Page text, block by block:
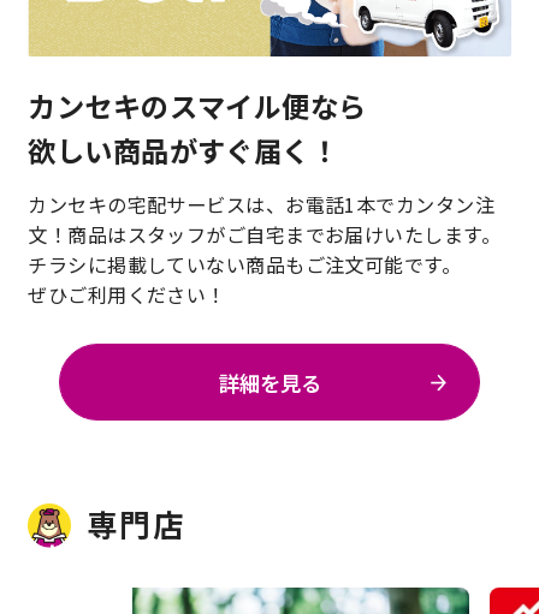
カンセキのスマイル便なら
欲しい商品がすぐ届く！
カンセキの宅配サービスは、お電話1本でカンタン注
文！商品はスタッフがご自宅までお届けいたします。
チラシに掲載していない商品もご注文可能です。
ぜひご利用ください！
詳細を見る
専門店